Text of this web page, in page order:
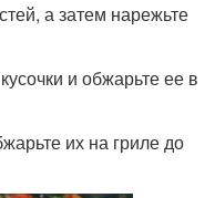
а затем нарежьте
и обжарьте ее в
их на гриле до